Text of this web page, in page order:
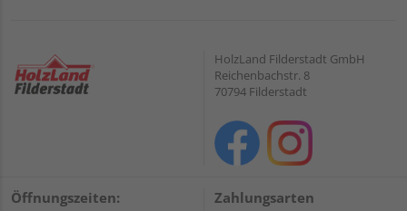
HolzLand Filderstadt GmbH
Reichenbachstr. 8
70794 Filderstadt
Öffnungszeiten: Zahlungsarten